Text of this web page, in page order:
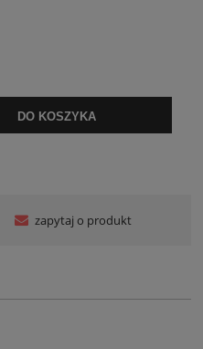
DO KOSZYKA
zapytaj o produkt